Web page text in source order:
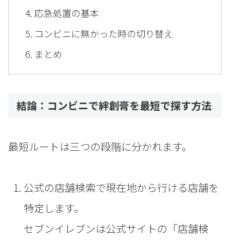
応急処置の基本
コンビニに無かった時の切り替え
まとめ
結論：コンビニで絆創膏を最短で探す方法
最短ルートは三つの段階に分かれます。
公式の店舗検索で現在地から行ける店舗を
特定します。
セブンイレブンは公式サイトの「店舗検